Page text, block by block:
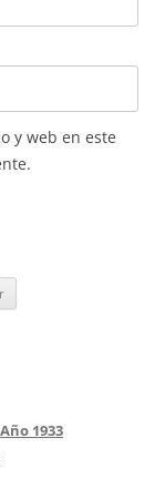
y web en este
1933